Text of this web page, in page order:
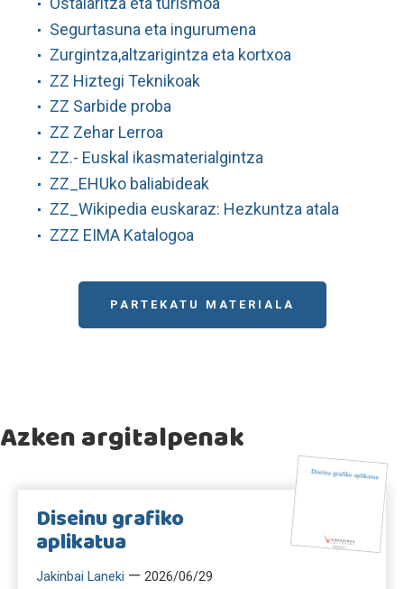
Segurtasuna eta ingurumena
Zurgintza,altzarigintza eta kortxoa
ZZ Hiztegi Teknikoak
ZZ Sarbide proba
ZZ Zehar Lerroa
ZZ.- Euskal ikasmaterialgintza
ZZ_EHUko baliabideak
ZZ_Wikipedia euskaraz: Hezkuntza atala
ZZZ EIMA Katalogoa
PARTEKATU MATERIALA
Azken argitalpenak
Diseinu grafiko
aplikatua
Jakinbai Laneki — 2026/06/29